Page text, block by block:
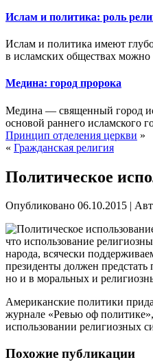
Ислам и политика: роль
Ислам и политика имеют
в исламских обществах можно
Медина: город пророка
Медина — священный город
основой раннего исламского
Принцип отделения церкви »
« Гражданская религия
Политическое
Опубликовано 06.10.2015 |
что использование
народа, всячески
президенты должен
но и в моральных и
Американские политики
журнале «Ревью оф
использовании религиозных
Похожие публикации